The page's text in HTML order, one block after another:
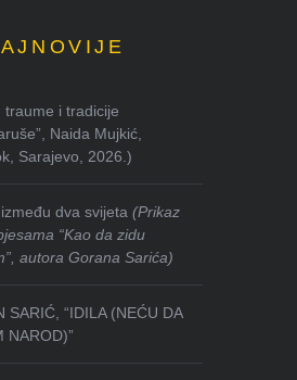
traume i tradicije
Naida Mujkić,
Sarajevo, 2026.)
između dva svijeta(Prikaz
“Kao da zidu
autora Gorana Sarića)
SARIĆ, “IDILA (NEĆU DA
NAROD)”